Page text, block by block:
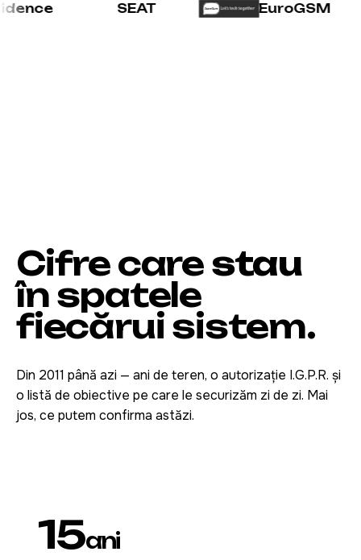
SEAT EuroGSM
Cifre care stau
în spatele
fiecărui sistem.
Din 2011 până azi — ani de teren, o autorizație I.G.P.R. și
o listă de obiective pe care le securizăm zi de zi. Mai
jos, ce putem confirma astăzi.
15ani